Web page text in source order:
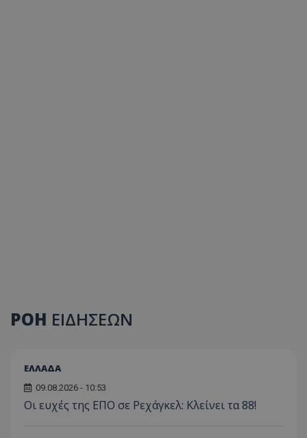
ΡΟΗ ΕΙΔΗΣΕΩΝ
ΕΛΛΑΔΑ
09.08.2026 - 10:53
Οι ευχές της ΕΠΟ σε Ρεχάγκελ: Κλείνει τα 88!